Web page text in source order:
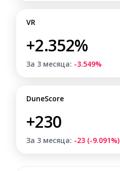
VR
+2.352%
За 3 месяца: -3.549%
DuneScore
+230
За 3 месяца: -23 (-9.091%)